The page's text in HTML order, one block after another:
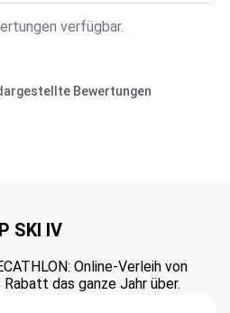
verfügbar.
Bewertungen
SKI IV
Online-Verleih von
das ganze Jahr über.